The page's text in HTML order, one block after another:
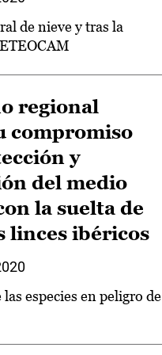
de nieve y tras la
regional
compromiso
y
del medio
la suelta de
linces ibéricos
especies en peligro de